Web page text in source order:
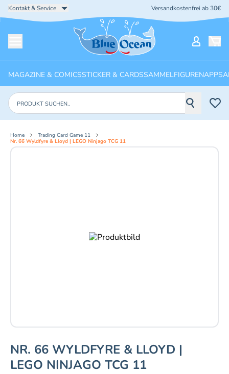
Kontakt & Service Versandkostenfrei ab 30€
Startseite
MAGAZINE & COMICSSTICKER & CARDSSAMMELFIGURENAPPS
Produkte suchen
Home
Trading Card Game 11
Nr. 66 Wyldfyre & Lloyd | LEGO Ninjago TCG 11
NR. 66 WYLDFYRE & LLOYD |
LEGO NINJAGO TCG 11